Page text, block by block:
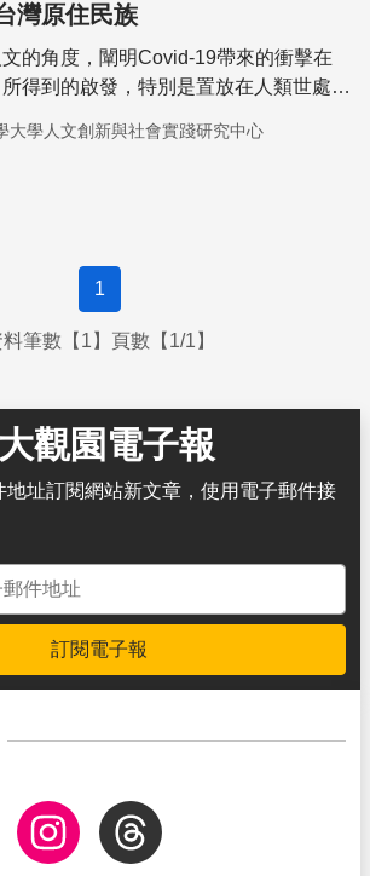
灣原住民族
的角度，闡明Covid-19帶來的衝擊在
得到的啟發，特別是置放在人類世處境
大學人文創新與社會實踐研究中心
1
料筆數【1】頁數【1/1】
觀園電子報
地址訂閱網站新文章，使用電子郵件接
訂閱電子報
InstagramThreads